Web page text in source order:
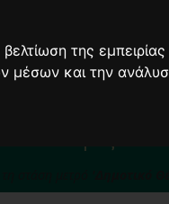
της
μέσων και την
Μουσικά
όργανα
Βάσεις
παραγγελίες σας